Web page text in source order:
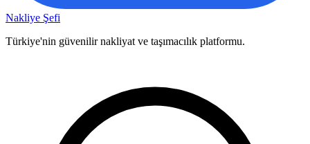
Nakliye Şefi
Türkiye'nin güvenilir nakliyat ve taşımacılık platformu.